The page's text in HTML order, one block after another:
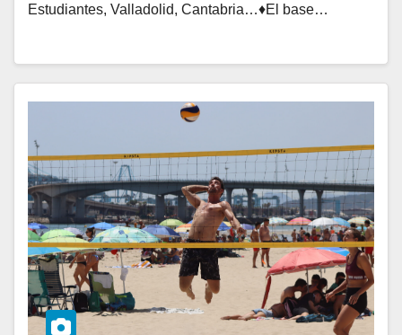
Estudiantes, Valladolid, Cantabria…♦El base…